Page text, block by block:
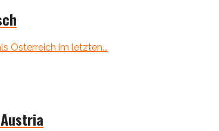
Österreich im letzten...